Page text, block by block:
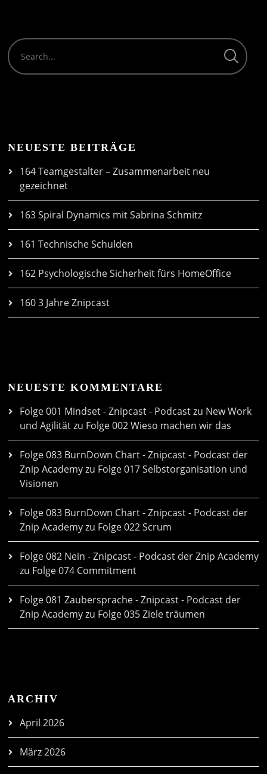
NEUESTE BEITRÄGE
164 Teamgestalter – Zusammenarbeit neu
gezeichnet
163 Spiral Dynamics mit Sabrina Schmitz
161 Technische Schulden
162 Psychologische Sicherheit fürs HomeOffice
160 3 Jahre Znipcast
NEUESTE KOMMENTARE
Folge 001 Mindset - Znipcast - Podcast zu New Work
und Agilitätzu Folge 002 Wieso machen wir das
Folge 083 BurnDown Chart - Znipcast - Podcast der
Znip Academyzu Folge 017 Selbstorganisation und
Visionen
Folge 083 BurnDown Chart - Znipcast - Podcast der
Znip Academyzu Folge 022 Scrum
Folge 082 Nein - Znipcast - Podcast der Znip Academy
zu Folge 074 Commitment
Folge 081 Zaubersprache - Znipcast - Podcast der
Znip Academyzu Folge 035 Ziele träumen
ARCHIV
April 2026
März 2026